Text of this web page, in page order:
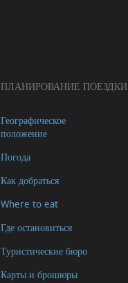
ПЛАНИРОВАНИЕ ПОЕЗДКИ
Географическое
положение
Погода
Как добраться
Where to eat
Где остановиться
Туристические бюро
Карты и брошюры